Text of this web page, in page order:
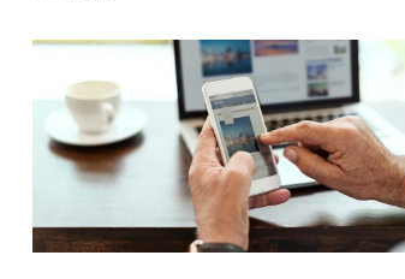
Савенко